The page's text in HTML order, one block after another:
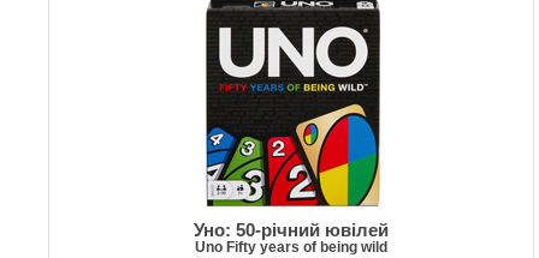
Уно: 50-річний ювілей
Uno Fifty years of being wild